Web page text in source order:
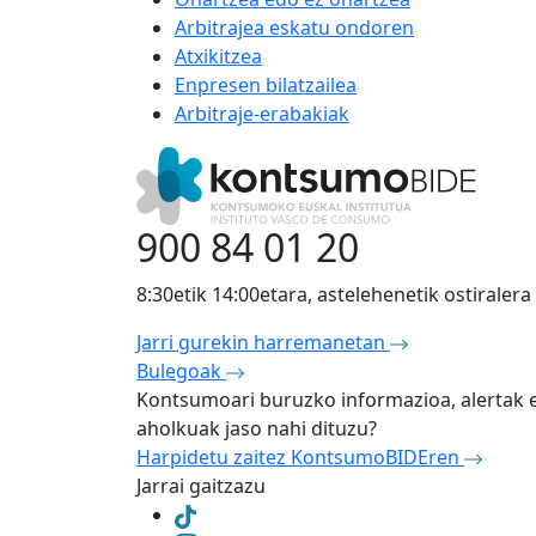
Arbitrajea eskatu ondoren
Atxikitzea
Enpresen bilatzailea
Arbitraje-erabakiak
900 84 01 20
8:30etik 14:00etara, astelehenetik ostiralera
Jarri gurekin harremanetan
Bulegoak
Kontsumoari buruzko informazioa, alertak
aholkuak jaso nahi dituzu?
Harpidetu zaitez KontsumoBIDEren
Jarrai gaitzazu